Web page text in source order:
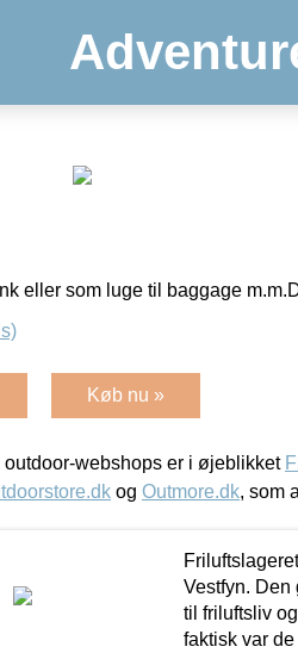
eller som luge til baggage
Køb nu »
webshops er i øjeblikket
og Outmore.dk, som
Vestfyn. Den
til friluftsliv
faktisk var